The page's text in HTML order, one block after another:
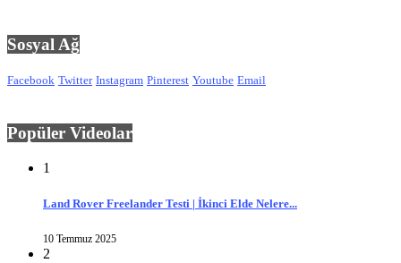
Sosyal Ağ
Facebook Twitter Instagram Pinterest Youtube Email
Popüler Videolar
1
Land Rover Freelander Testi | İkinci Elde Nelere...
10 Temmuz 2025
2